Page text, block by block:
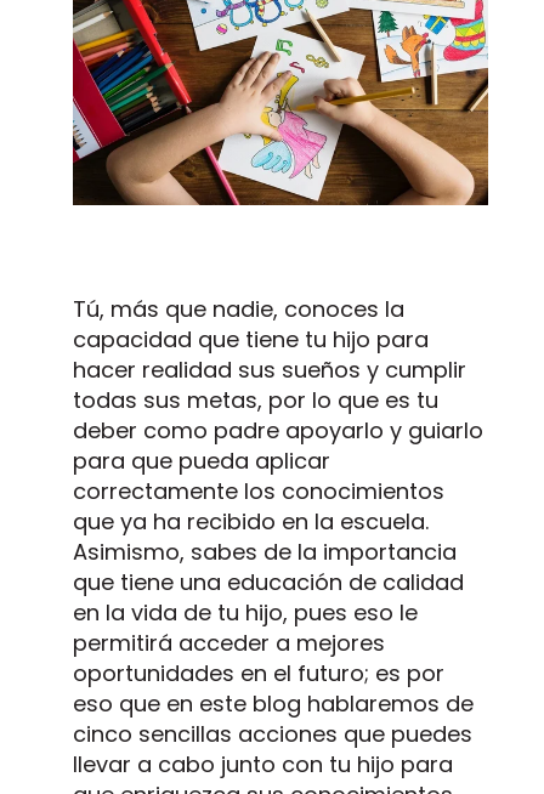
Tú, más que nadie, conoces la
capacidad que tiene tu hijo para
hacer realidad sus sueños y cumplir
todas sus metas, por lo que es tu
deber como padre apoyarlo y guiarlo
para que pueda aplicar
correctamente los conocimientos
que ya ha recibido en la escuela.
Asimismo, sabes de la importancia
que tiene una educación de calidad
en la vida de tu hijo, pues eso le
permitirá acceder a mejores
oportunidades en el futuro; es por
eso que en este blog hablaremos de
cinco sencillas acciones que puedes
llevar a cabo junto con tu hijo para